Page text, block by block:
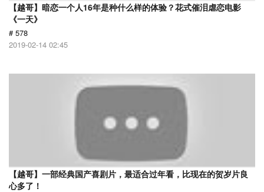
【越哥】暗恋一个人16年是种什么样的体验？花式催泪虐恋电影
《一天》
# 578
2019-02-14 02:45
【越哥】一部经典国产喜剧片，最适合过年看，比现在的贺岁片良
心多了！